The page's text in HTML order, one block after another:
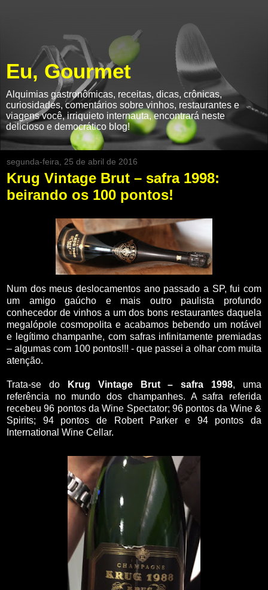
Eu, Gourmet
Alquimias gastronômicas, receitas, dicas, crônicas,
curiosidades, comentários sobre vinhos, restaurantes e
viagens você, irriquieto internauta, encontrará neste
delicioso e democrático blog!
segunda-feira, 25 de abril de 2016
Krug Vintage Brut – safra 1998:
beirando os 100 pontos!
Num dos meus deslocamentos ano passado a SP, fui com
um amigo gaúcho e mais outro paulista profundo
conhecedor de vinhos a um dos bons restaurantes daquela
megalópole cosmopolita e acabamos bebendo um notável
e legítimo champanhe, com safras infinitamente premiadas
– algumas com 100 pontos!!! - que passei a olhar com muita
atenção.
Trata-se do Krug Vintage Brut – safra 1998, uma
referência no mundo dos champanhes. A safra referida
recebeu 96 pontos da Wine Spectator; 96 pontos da Wine &
Spirits; 94 pontos de Robert Parker e 94 pontos da
International Wine Cellar.